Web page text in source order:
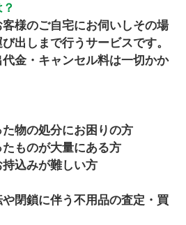
様のご自宅にお伺いしその場
出しまで行うサービスです。
金・キャンセル料は一切かか
た物の処分にお困りの方
たものが大量にある方
持込みが難しい方
閉鎖に伴う不用品の査定・買